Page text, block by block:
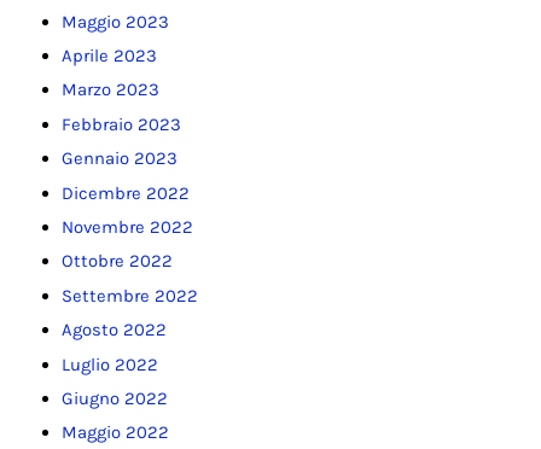
Maggio 2023
Aprile 2023
Marzo 2023
Febbraio 2023
Gennaio 2023
Dicembre 2022
Novembre 2022
Ottobre 2022
Settembre 2022
Agosto 2022
Luglio 2022
Giugno 2022
Maggio 2022